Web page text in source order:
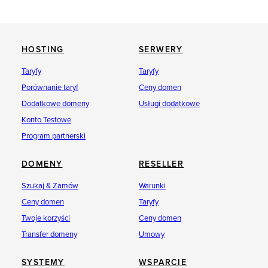
HOSTING
Taryfy
Porównanie taryf
Dodatkowe domeny
Konto Testowe
Program partnerski
SERWERY
Taryfy
Ceny domen
Usługi dodatkowe
DOMENY
Szukaj & Zamów
Ceny domen
Twoje korzyści
Transfer domeny
RESELLER
Warunki
Taryfy
Ceny domen
Umowy
SYSTEMY WSPARCIE